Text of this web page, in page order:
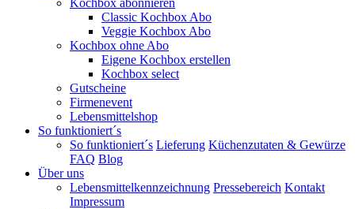
Kochbox abonnieren
Classic Kochbox Abo
Veggie Kochbox Abo
Kochbox ohne Abo
Eigene Kochbox erstellen
Kochbox select
Gutscheine
Firmenevent
Lebensmittelshop
So funktioniert´s
So funktioniert´s Lieferung Küchenzutaten & Gewürze
FAQ Blog
Über uns
Lebensmittelkennzeichnung Pressebereich Kontakt
Impressum